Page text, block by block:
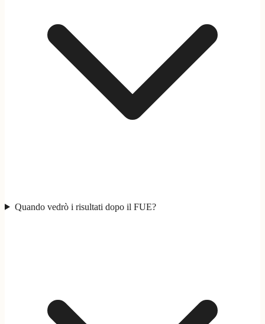
Quando vedrò i risultati dopo il FUE?